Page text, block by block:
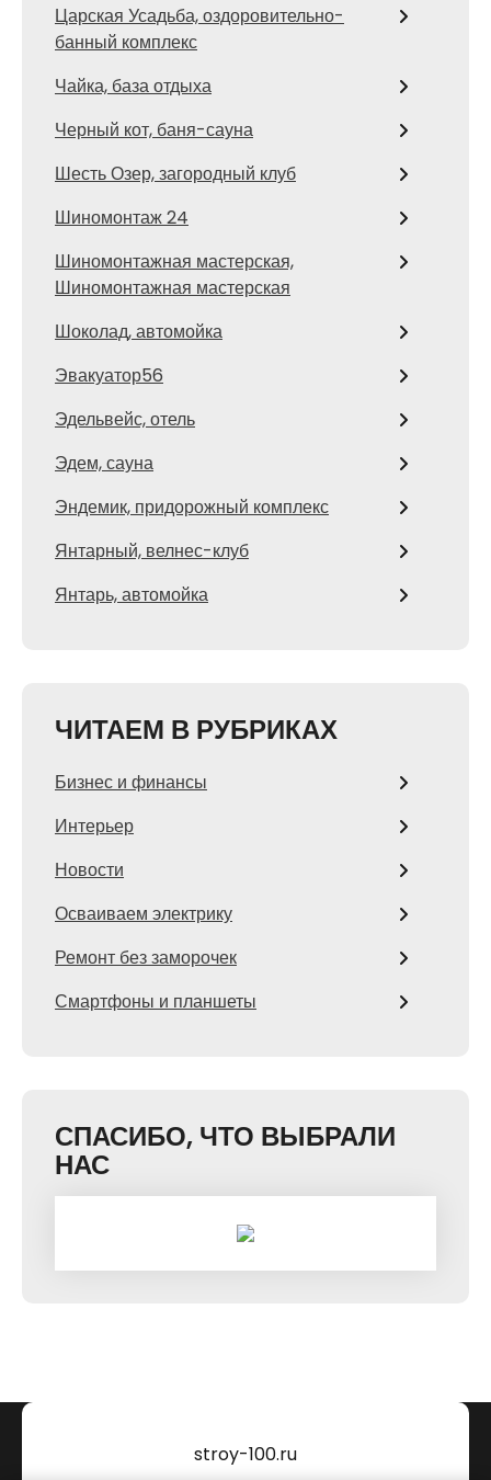
Царская Усадьба, оздоровительно-
банный комплекс
Чайка, база отдыха
Черный кот, баня-сауна
Шесть Озер, загородный клуб
Шиномонтаж 24
Шиномонтажная мастерская,
Шиномонтажная мастерская
Шоколад, автомойка
Эвакуатор56
Эдельвейс, отель
Эдем, сауна
Эндемик, придорожный комплекс
Янтарный, велнес-клуб
Янтарь, автомойка
ЧИТАЕМ В РУБРИКАХ
Бизнес и финансы
Интерьер
Новости
Осваиваем электрику
Ремонт без заморочек
Смартфоны и планшеты
СПАСИБО, ЧТО ВЫБРАЛИ
НАС
stroy-100.ru